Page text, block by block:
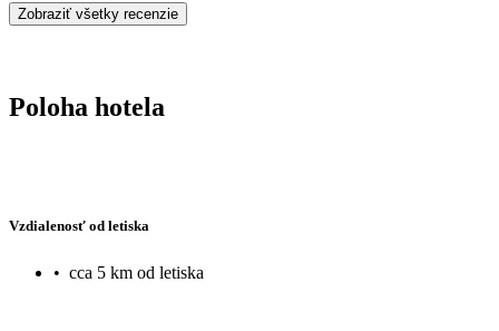
Zobraziť všetky recenzie
Poloha hotela
Vzdialenosť od letiska
• cca 5 km od letiska